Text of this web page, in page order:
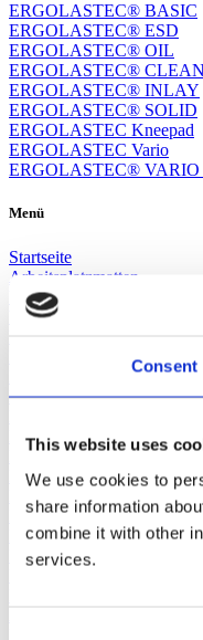
Consent
This website uses
We use cookies to
share information
combine it with other
services.
ERGOLASTEC® BASIC
ERGOLASTEC® ESD
ERGOLASTEC® OIL
ERGOLASTEC® CLEAN
ERGOLASTEC® INLAY
ERGOLASTEC® SOLID
ERGOLASTEC Kneepad
ERGOLASTEC Vario
ERGOLASTEC® VARIO
Menü
Startseite
Arbeitsplatzmatten
Vertriebsteam
Verbindungsystem
Ergonomiematten
Nachhaltigkeit
RFLX DYNAMIC BASE
RFLX DYNAMIC BASE
RFLX DYNAMIC BASE
RFLX DYNAMIC BASE
MOOVETEC® Floor
MOOVETEC® Varioment